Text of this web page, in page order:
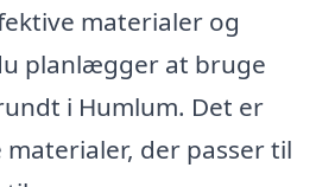
materialer og
planlægger at bruge
i Humlum. Det er
der passer til